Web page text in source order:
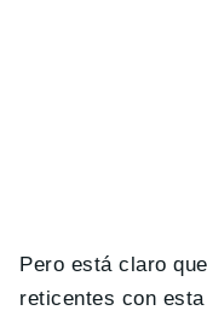
Pero está claro
reticentes con